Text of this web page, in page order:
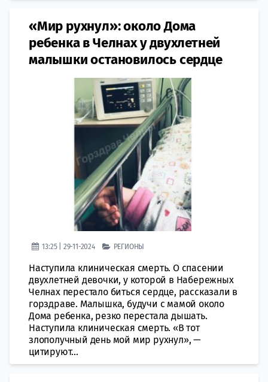
«Мир рухнул»: около Дома
ребенка в Челнах у двухлетней
малышки остановилось сердце
13:25 | 29-11-2024 РЕГИОНЫ
Наступила клиническая смерть. О спасении
двухлетней девочки, у которой в Набережных
Челнах перестало биться сердце, рассказали в
горздраве. Малышка, будучи с мамой около
Дома ребенка, резко перестала дышать.
Наступила клиническая смерть. «В тот
злополучный день мой мир рухнул», —
цитируют...